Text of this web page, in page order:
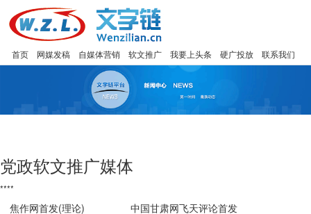
首页 网媒发稿 自媒体营销 软文推广 我要上头条 硬广投放 联系我们
党政软文推广媒体
****
焦作网首发(理论)
中国甘肃网飞天评论首发